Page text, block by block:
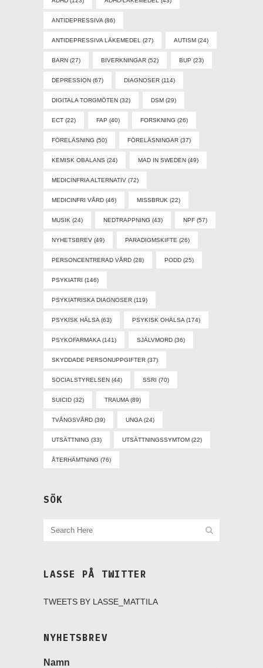
ANTIDEPRESSIVA (86)
ANTIDEPRESSIVA LÄKEMEDEL (27) AUTISM (24)
BARN (27) BIVERKNINGAR (52) BUP (23)
DEPRESSION (67) DIAGNOSER (114)
DIGITALA TORGMÖTEN (32) DSM (29)
ECT (22) FAP (40) FORSKNING (26)
FÖRELÄSNING (50) FÖRELÄSNINGAR (37)
KEMISK OBALANS (24) MAD IN SWEDEN (49)
MEDICINFRIA ALTERNATIV (72)
MEDICINFRI VÅRD (46) MISSBRUK (22)
MUSIK (24) NEDTRAPPNING (43) NPF (57)
NYHETSBREV (49) PARADIGMSKIFTE (26)
PERSONCENTRERAD VÅRD (28) PODD (25)
PSYKIATRI (146)
PSYKIATRISKA DIAGNOSER (119)
PSYKISK HÄLSA (63) PSYKISK OHÄLSA (174)
PSYKOFARMAKA (141) SJÄLVMORD (36)
SKYDDADE PERSONUPPGIFTER (37)
SOCIALSTYRELSEN (44) SSRI (70)
SUICID (32) TRAUMA (89)
TVÅNGSVÅRD (39) UNGA (24)
UTSÄTTNING (33) UTSÄTTNINGSSYMTOM (22)
ÅTERHÄMTNING (76)
SÖK
LASSE PÅ TWITTER
TWEETS BY LASSE_MATTILA
NYHETSBREV
Namn